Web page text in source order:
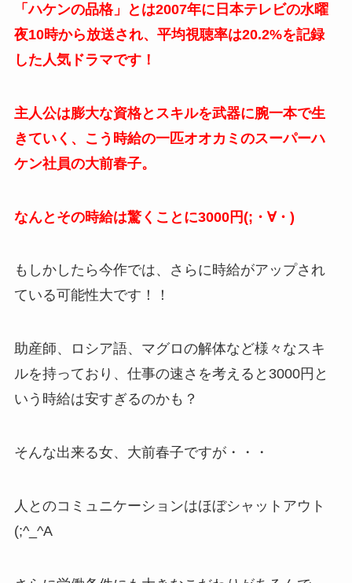
「ハケンの品格」とは2007年に日本テレビの水曜
夜10時から放送され、平均視聴率は20.2%を記録
した人気ドラマです！
主人公は膨大な資格とスキルを武器に腕一本で生
きていく、こう時給の一匹オオカミのスーパーハ
ケン社員の大前春子。
なんとその時給は驚くことに3000円(;・∀・)
もしかしたら今作では、さらに時給がアップされ
ている可能性大です！！
助産師、ロシア語、マグロの解体など様々なスキ
ルを持っており、仕事の速さを考えると3000円と
いう時給は安すぎるのかも？
そんな出来る女、大前春子ですが・・・
人とのコミュニケーションはほぼシャットアウト
(;^_^A